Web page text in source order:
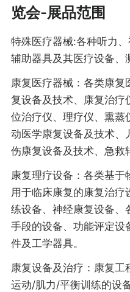
览会-展品范围
特殊医疗器械:各种听力
辅助器具及其医疗设备、
康复医疗器械：各类康
复设备及技术、康复治疗
位治疗仪、理疗仪、熏蒸
动医学康复设备及技术、
伤康复设备及技术、急救
康复理疗设备：各类基于
用于临床康复的康复治疗
练设备、神经康复设备、
手段的设备、功能评定设
件及工学器具。
康复设备及治疗：康复工
运动/肌力/平衡训练的设